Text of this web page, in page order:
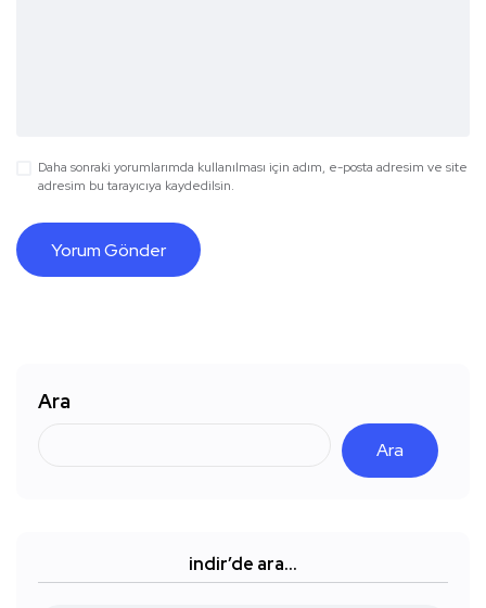
Daha sonraki yorumlarımda kullanılması için adım, e-posta adresim ve site
adresim bu tarayıcıya kaydedilsin.
Ara
Ara
indir’de ara…